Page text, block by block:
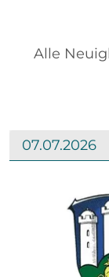
Alle
07.07.2026